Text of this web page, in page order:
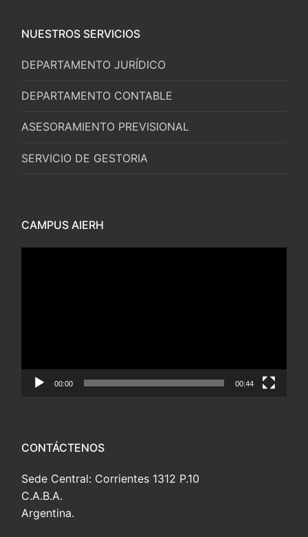
NUESTROS SERVICIOS
DEPARTAMENTO JURÍDICO
DEPARTAMENTO CONTABLE
ASESORAMIENTO PREVISIONAL
SERVICIO DE GESTORIA
CAMPUS AIERH
00:00 00:44
CONTÁCTENOS
Sede Central: Corrientes 1312 P.10
C.A.B.A.
Argentina.